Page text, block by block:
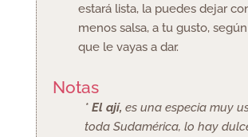
estará lista, la puedes dejar
menos salsa, a tu gusto,
que le vayas a dar.
Notas
* El ají, es una especia muy
toda Sudamérica, lo hay